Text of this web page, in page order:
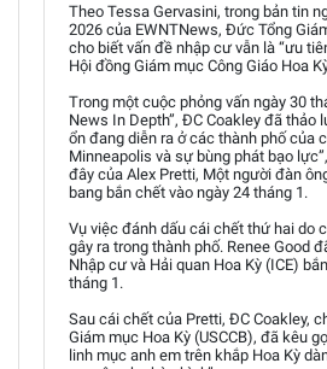
Theo Tessa Gervasini, trong bản tin
2026 của EWNTNews, Đức Tổng
cho biết vấn đề nhập cư vẫn là “ưu
Hội đồng Giám mục Công Giáo Hoa
Trong một cuộc phỏng vấn ngày 30
News In Depth”, ĐC Coakley đã thảo
ổn đang diễn ra ở các thành phố của
Minneapolis và sự bùng phát bạo
đây của Alex Pretti, Một người đàn
bang bắn chết vào ngày 24 tháng 1.
Vụ việc đánh dấu cái chết thứ hai do
gây ra trong thành phố. Renee Good
Nhập cư và Hải quan Hoa Kỳ (ICE)
tháng 1.
Sau cái chết của Pretti, ĐC Coakley,
Giám mục Hoa Kỳ (USCCB), đã kêu
linh mục anh em trên khắp Hoa Kỳ